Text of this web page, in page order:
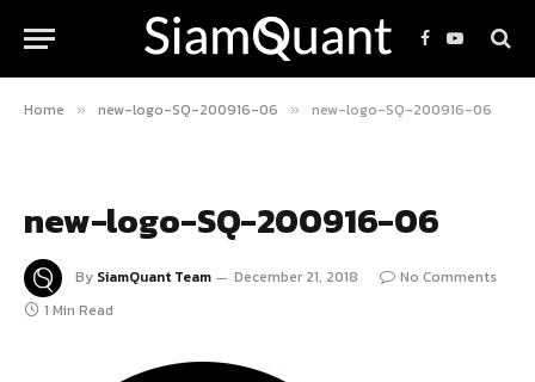
Facebook
YouTube
Home » new-logo-SQ-200916-06 » new-logo-SQ-200916-06
new-logo-SQ-200916-06
By SiamQuant Team December 21, 2018
No Comments
1 Min Read